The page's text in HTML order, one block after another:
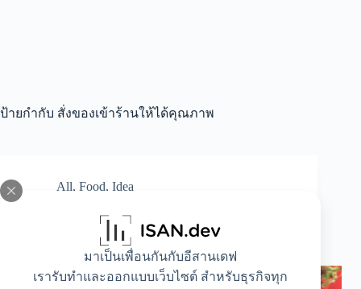
มาเป็นเพื่อนกันกับอีสานเดฟ
เรารับทำและออกแบบเว็บไซต์ สำหรับธุรกิจทุก
ป้ายกำกับ สั่งของเข้าร้านให้ได้คุณภาพ
All, Food, Idea
How-to สั่งของเข้าร้านให้ได้คุณภาพ ราคาคุ้ม
สร้างกำไรระยะยาว